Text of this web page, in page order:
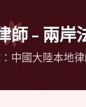
師 - 兩岸
中國大陸本地